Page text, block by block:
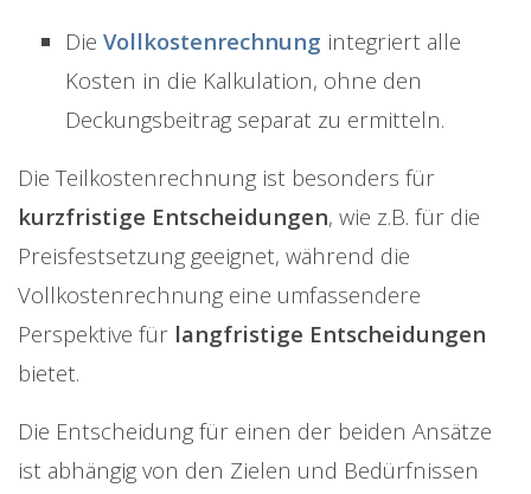
Die Vollkostenrechnung integriert alle
Kosten in die Kalkulation, ohne den
Deckungsbeitrag separat zu ermitteln.
Die Teilkostenrechnung ist besonders für
kurzfristige Entscheidungen, wie z.B. für die
Preisfestsetzung geeignet, während die
Vollkostenrechnung eine umfassendere
Perspektive für langfristige Entscheidungen
bietet.
Die Entscheidung für einen der beiden Ansätze
ist abhängig von den Zielen und Bedürfnissen